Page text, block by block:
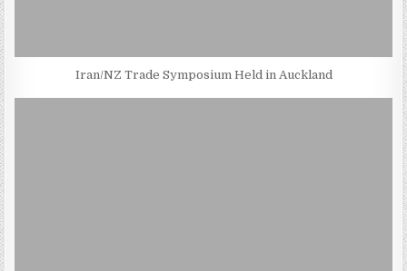
Iran/NZ Trade Symposium Held in Auckland